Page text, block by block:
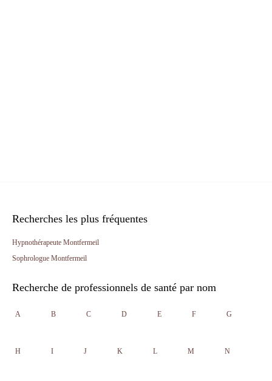
Recherches les plus fréquentes
Hypnothérapeute Montfermeil
Sophrologue Montfermeil
Recherche de professionnels de santé par nom
A B C D E F G
H I J K L M N